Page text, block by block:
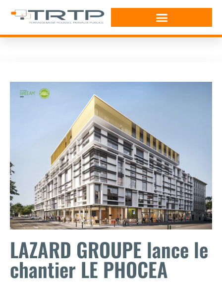
LAZARD GROUPE lance le
chantier LE PHOCEA